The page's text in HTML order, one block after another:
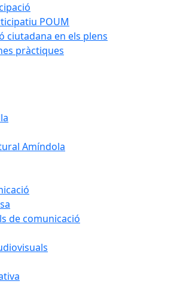
POUM
ciutadana en els plens
pràctiques
Amíndola
de comunicació